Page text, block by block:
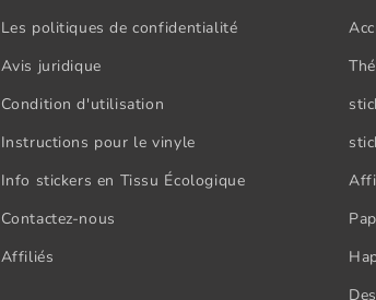
Les politiques de confidentialité
Avis juridique
Condition d'utilisation
Instructions pour le vinyle
Info stickers en Tissu Écologique
Contactez-nous
Affiliés